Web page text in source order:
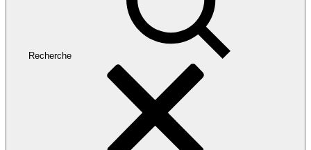
Recherche